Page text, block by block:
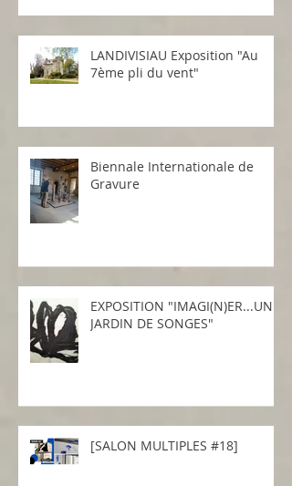
LANDIVISIAU Exposition "Au
7ème pli du vent"
Biennale Internationale de
Gravure
EXPOSITION "IMAGI(N)ER...UN
JARDIN DE SONGES"
[SALON MULTIPLES #18]